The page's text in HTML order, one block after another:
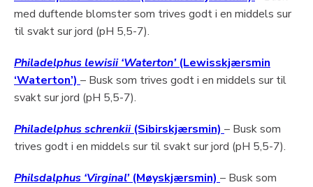
med duftende blomster som trives godt i en middels sur
til svakt sur jord (pH 5,5-7).
Philadelphus lewisii ‘Waterton’ (Lewisskjærsmin
‘Waterton’) – Busk som trives godt i en middels sur til
svakt sur jord (pH 5,5-7).
Philadelphus schrenkii (Sibirskjærsmin) – Busk som
trives godt i en middels sur til svakt sur jord (pH 5,5-7).
Philsdalphus ‘Virginal’ (Møyskjærsmin) – Busk som